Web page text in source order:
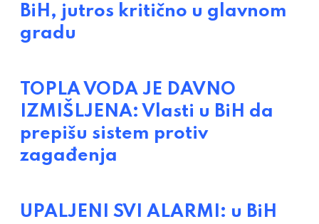
BiH, jutros kritično u glavnom
gradu
TOPLA VODA JE DAVNO
IZMIŠLJENA: Vlasti u BiH da
prepišu sistem protiv
zagađenja
UPALJENI SVI ALARMI: u BiH